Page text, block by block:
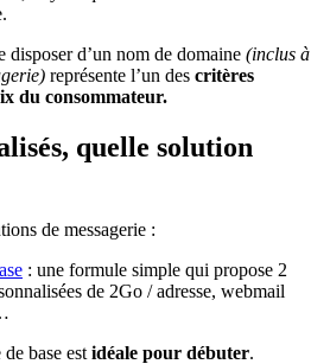
disposer d’un nom de domaine (inclus à
représente l’un des critères
du consommateur.
quelle solution
de messagerie :
: une formule simple qui propose 2
de 2Go / adresse, webmail
base est idéale pour débuter.